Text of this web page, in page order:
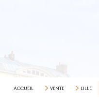
ACCUEIL VENTE LILLE